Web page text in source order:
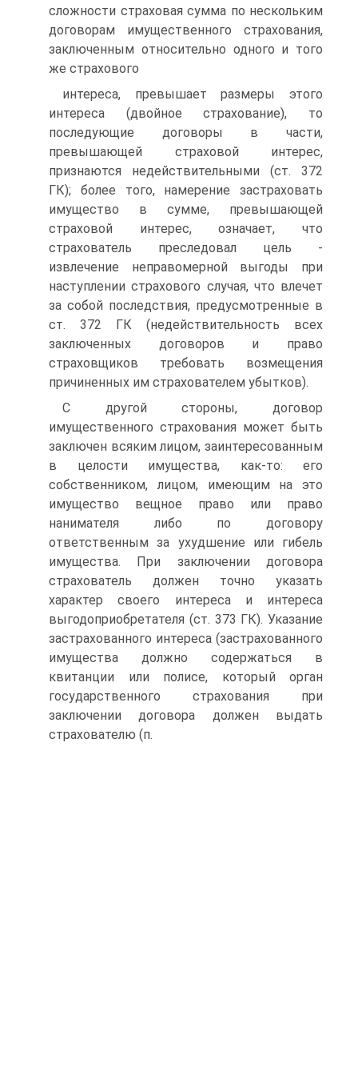
сложности страховая сумма по нескольким
договорам имущественного страхования,
заключенным относительно одного и того
же страхового
интереса, превышает размеры этого
интереса (двойное страхование), то
последующие договоры в части,
превышающей страховой интерес,
признаются недействительными (ст. 372
ГК); более того, намерение застраховать
имущество в сумме, превышающей
страховой интерес, означает, что
страхователь преследовал цель -
извлечение неправомерной выгоды при
наступлении страхового случая, что влечет
за собой последствия, предусмотренные в
ст. 372 ГК (недействительность всех
заключенных договоров и право
страховщиков требовать возмещения
причиненных им страхователем убытков).
С другой стороны, договор
имущественного страхования может быть
заключен всяким лицом, заинтересованным
в целости имущества, как-то: его
собственником, лицом, имеющим на это
имущество вещное право или право
нанимателя либо по договору
ответственным за ухудшение или гибель
имущества. При заключении договора
страхователь должен точно указать
характер своего интереса и интереса
выгодоприобретателя (ст. 373 ГК). Указание
застрахованного интереса (застрахованного
имущества должно содержаться в
квитанции или полисе, который орган
государственного страхования при
заключении договора должен выдать
страхователю (п.